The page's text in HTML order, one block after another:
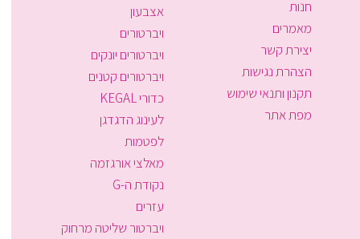
חנות
מאמרים
יצירת קשר
הצהרת נגישות
תקנון ותנאי שימוש
מפת אתר
אצבעון
ויברטורים
ויברטורים יונקים
ויברטורים קטנים
כדורי KEGAL
לעינוג הדגדגן
לפטמות
מאלצי אורגזמה
נקודת ה-G
עזרים
ויברטור שליטה מרחוק